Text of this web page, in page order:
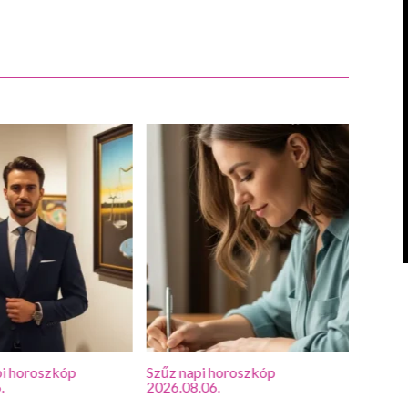
horoszkóp
Szűz napi horoszkóp
2026.08.06.